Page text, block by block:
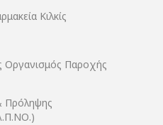
Κιλκίς
Οργανισμός Παροχής
Πρόληψης